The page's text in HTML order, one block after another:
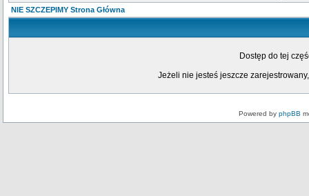
NIE SZCZEPIMY Strona Główna
Dostęp do tej
Jeżeli nie jesteś jeszcze
Powered by phpBB